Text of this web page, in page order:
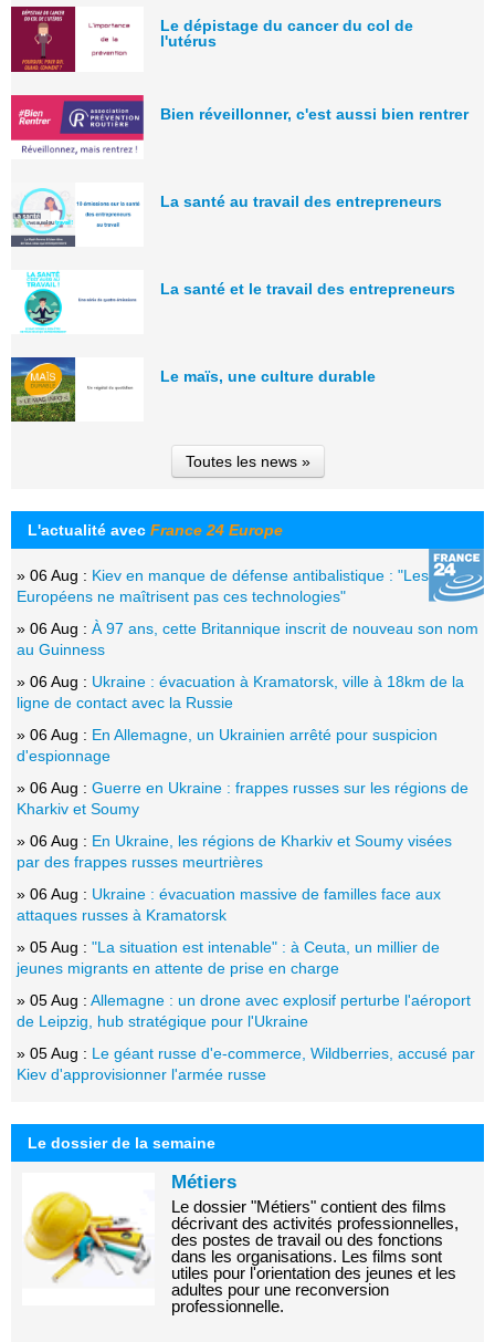
Le dépistage du cancer du col de
l'utérus
Bien réveillonner, c'est aussi bien rentrer
La santé au travail des entrepreneurs
La santé et le travail des entrepreneurs
Le maïs, une culture durable
Toutes les news »
L'actualité avec France 24 Europe
» 06 Aug : Kiev en manque de défense antibalistique : "Les
Européens ne maîtrisent pas ces technologies"
» 06 Aug : À 97 ans, cette Britannique inscrit de nouveau son nom
au Guinness
» 06 Aug : Ukraine : évacuation à Kramatorsk, ville à 18km de la
ligne de contact avec la Russie
» 06 Aug : En Allemagne, un Ukrainien arrêté pour suspicion
d'espionnage
» 06 Aug : Guerre en Ukraine : frappes russes sur les régions de
Kharkiv et Soumy
» 06 Aug : En Ukraine, les régions de Kharkiv et Soumy visées
par des frappes russes meurtrières
» 06 Aug : Ukraine : évacuation massive de familles face aux
attaques russes à Kramatorsk
» 05 Aug : "La situation est intenable" : à Ceuta, un millier de
jeunes migrants en attente de prise en charge
» 05 Aug : Allemagne : un drone avec explosif perturbe l'aéroport
de Leipzig, hub stratégique pour l'Ukraine
» 05 Aug : Le géant russe d'e-commerce, Wildberries, accusé par
Kiev d'approvisionner l'armée russe
Le dossier de la semaine
Métiers
Le dossier "Métiers" contient des films
décrivant des activités professionnelles,
des postes de travail ou des fonctions
dans les organisations. Les films sont
utiles pour l'orientation des jeunes et les
adultes pour une reconversion
professionnelle.